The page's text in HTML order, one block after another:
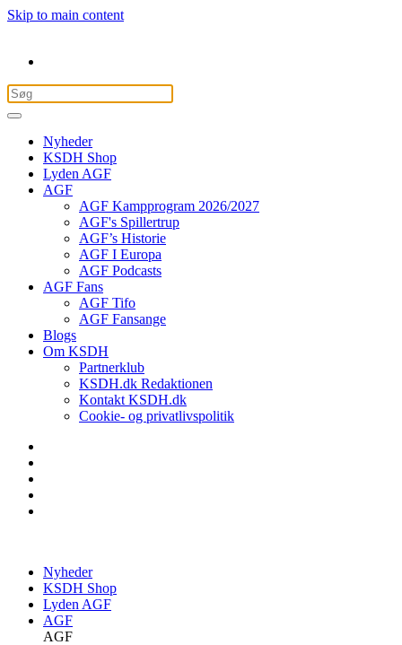
Skip to main content
Nyheder
KSDH Shop
Lyden AGF
AGF
AGF Kampprogram 2026/2027
AGF's Spillertrup
AGF’s Historie
AGF I Europa
AGF Podcasts
AGF Fans
AGF Tifo
AGF Fansange
Blogs
Om KSDH
Partnerklub
KSDH.dk Redaktionen
Kontakt KSDH.dk
Cookie- og privatlivspolitik
Nyheder
KSDH Shop
Lyden AGF
AGF
AGF